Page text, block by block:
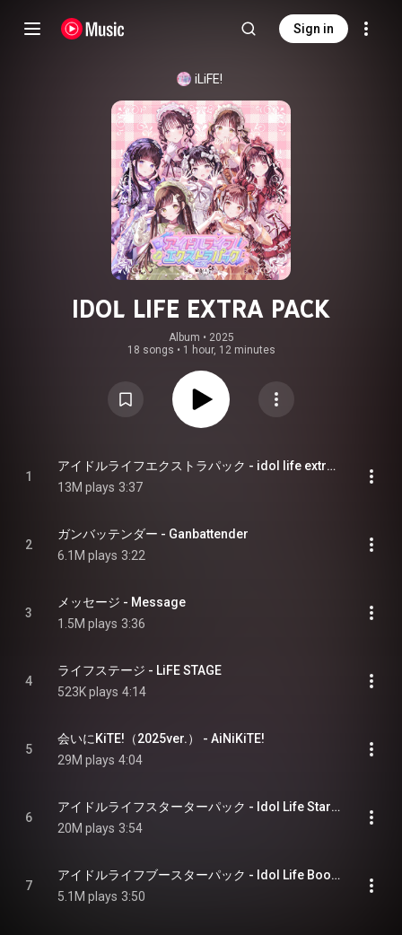
Sign in
iLiFE!
IDOL LIFE EXTRA PACK
Album • 2025
18 songs • 1 hour, 12 minutes
1
アイドルライフエクストラパック - idol life extra pack
13M plays 3:37
2
ガンバッテンダー - Ganbattender
6.1M plays 3:22
3
メッセージ - Message
1.5M plays 3:36
4
ライフステージ - LiFE STAGE
523K plays 4:14
5
会いにKiTE!（2025ver.） - AiNiKiTE!
29M plays 4:04
6
アイドルライフスターターパック - Idol Life Starter Pack
20M plays 3:54
7
アイドルライフブースターパック - Idol Life Booster Pack
5.1M plays 3:50